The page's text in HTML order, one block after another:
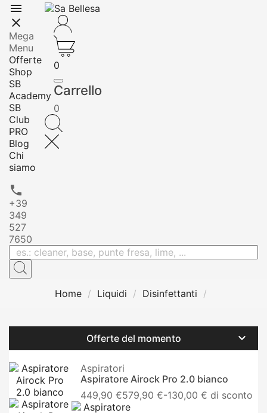


Mega
Menu
Offerte
Shop
SB
Academy
SB
Club
PRO
Blog
Chi
siamo

+39
349
527
7650
0
Carrello
0
Home Liquidi Disinfettanti
Offerte del momento 
Aspiratori
Aspiratore Airock Pro 2.0 bianco
449,90 €579,90 €Prezzo
-130,00 € di sconto